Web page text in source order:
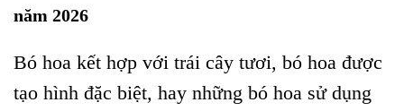
năm 2026
Bó hoa kết hợp với trái cây tươi, bó hoa được
tạo hình đặc biệt, hay những bó hoa sử dụng